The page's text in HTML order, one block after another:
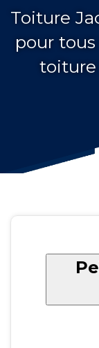
Toiture
pour
toiture